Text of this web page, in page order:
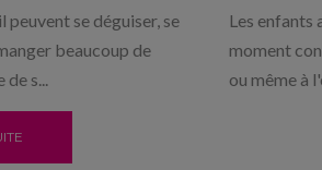
se déguiser, se
beaucoup de
de s...
Les enfants
moment
ou même à